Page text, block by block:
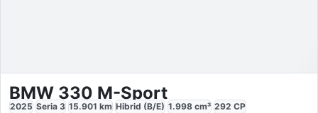
BMW 330 M-Sport
2025 Seria 3 15.901 km Hibrid (B/E) 1.998 cm³ 292 CP